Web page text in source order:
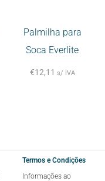
Palmilha para
Soca Everlite
€12,11 s/ IVA
Termos e Condições
Informações ao